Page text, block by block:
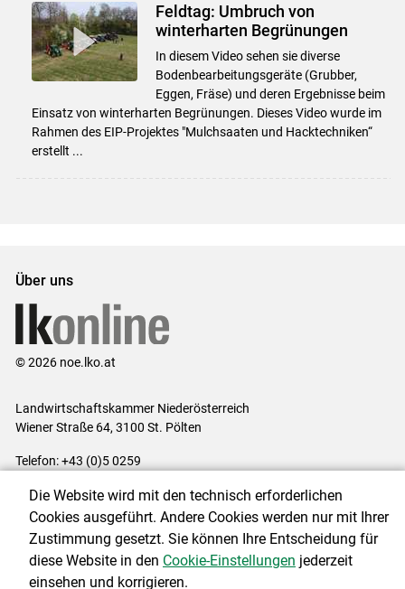
Feldtag: Umbruch von
winterharten Begrünungen
In diesem Video sehen sie diverse
Bodenbearbeitungsgeräte (Grubber,
Eggen, Fräse) und deren Ergebnisse beim
Einsatz von winterharten Begrünungen. Dieses Video wurde im
Rahmen des EIP-Projektes "Mulchsaaten und Hacktechniken“
erstellt ...
Über uns
© 2026 noe.lko.at
Landwirtschaftskammer Niederösterreich
Wiener Straße 64, 3100 St. Pölten
Telefon: +43 (0)5 0259
Impressum|Kontakt|Datenschutzerklärung|Barrierefreiheit|
Cookie-Einstellungen
Die Website wird mit den technisch erforderlichen
Cookies ausgeführt. Andere Cookies werden nur mit Ihrer
Zustimmung gesetzt. Sie können Ihre Entscheidung für
diese Website in den Cookie-Einstellungen jederzeit
einsehen und korrigieren.